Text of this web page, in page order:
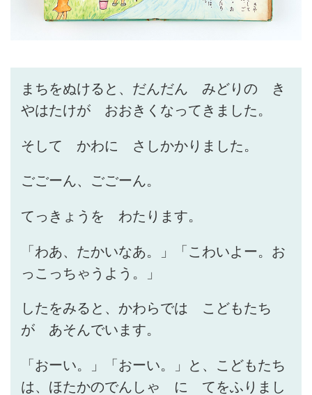
まちをぬけると、だんだん みどりの き
やはたけが おおきくなってきました。
そして かわに さしかかりました。
ごごーん、ごごーん。
てっきょうを わたります。
「わあ、たかいなあ。」「こわいよー。お
っこっちゃうよう。」
したをみると、かわらでは こどもたち
が あそんでいます。
「おーい。」「おーい。」と、こどもたち
は、ほたかのでんしゃ に てをふりまし